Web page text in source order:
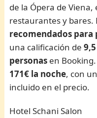
de la Ópera de
restaurantes y bares.
recomendados para
una calificación de
personas en
171€ la noche, con
incluido en el precio.
Hotel Schani Salon